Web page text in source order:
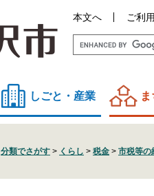
本文へ ご利
しごと・産業
分類でさがす > くらし > 税金 > 市税等の